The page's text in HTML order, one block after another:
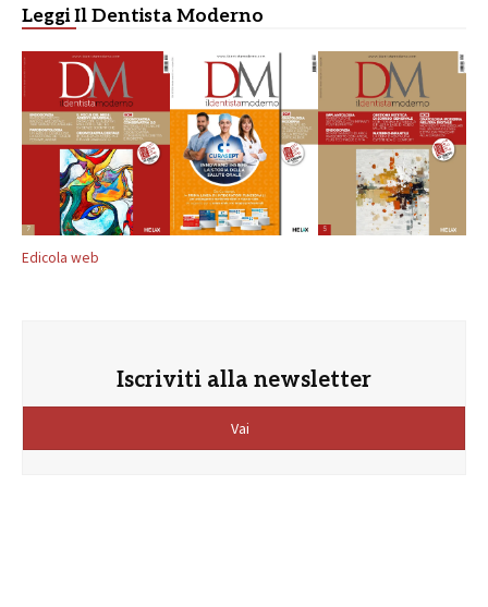
Leggi Il Dentista Moderno
Edicola web
Iscriviti alla newsletter
Vai